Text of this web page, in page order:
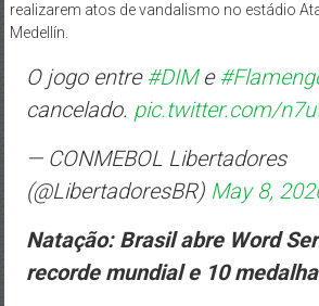
realizarem atos de vandalismo no estádio
Medellín.
O jogo entre #DIMe
cancelado. pic.twitter.com/
— CONMEBOL Libertadores
(@LibertadoresBR) May 8,
Natação: Brasil abre Word
recorde mundial e 10